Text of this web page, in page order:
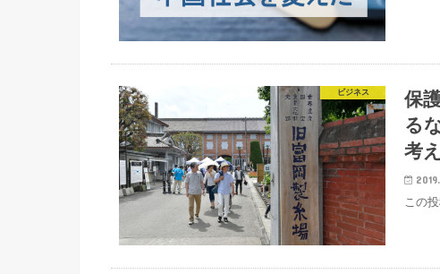
ビジネス
保
る
考
この